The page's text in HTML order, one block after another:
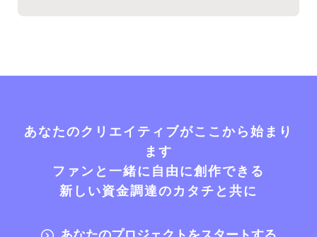
あなたのクリエイティブがここから始まり
ます
ファンと一緒に自由に創作できる
新しい資金調達のカタチと共に